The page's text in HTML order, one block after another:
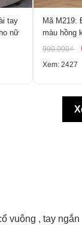
tay
nữ
Mã M219:
màu hồng
mẫu đầm
990.000₫
Xem: 2427
vuông , tay